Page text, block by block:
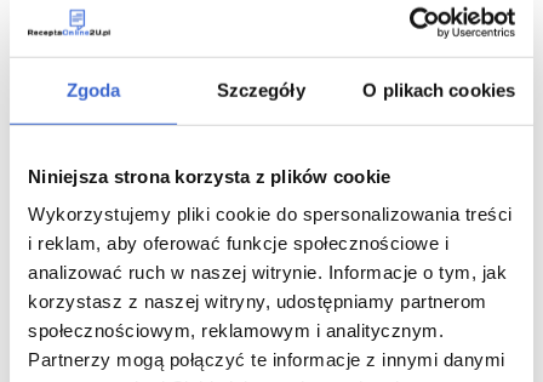
Zgoda Szczegóły O plikach cookies
Niniejsza strona korzysta z plików cookie
Wykorzystujemy pliki cookie do spersonalizowania treści
i reklam, aby oferować funkcje społecznościowe i
analizować ruch w naszej witrynie. Informacje o tym, jak
korzystasz z naszej witryny, udostępniamy partnerom
społecznościowym, reklamowym i analitycznym.
Partnerzy mogą połączyć te informacje z innymi danymi
Podstawowe objawy przedawkowania lub
nadużywania to silny ból brzucha oraz ciężka
biegunka z następującą utratą wody i elektrolitów,
które powinny zostać uzupełnione (biegunka może
objawowy i należy prowadzić intensywne
uzupełnianie płynów w organizmie.
Pominięcie zastosowania leku Alax
Nie należy stosować dawki podwójnej w celu
uzupełnienia pominiętej dawki.